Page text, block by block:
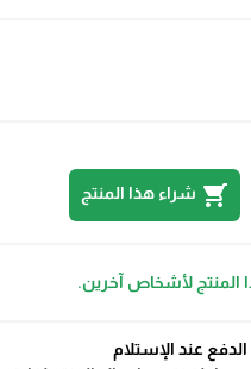
shopping_cart شراء هذا المنتج
المنتج لأشخاص آخرين.
الدفع عند الإستلام